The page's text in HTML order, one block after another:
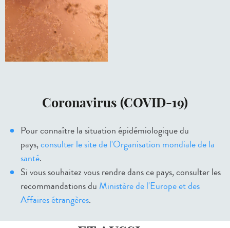
Coronavirus (COVID-19)
Pour connaître la situation épidémiologique du
pays,consulter le site de l'Organisation mondiale de la
santé.
Si vous souhaitez vous rendre dans ce pays, consulter les
recommandations du Ministère de l'Europe et des
Affaires étrangères.